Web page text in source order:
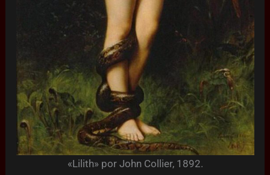
«Lilith» por John Collier, 1892.